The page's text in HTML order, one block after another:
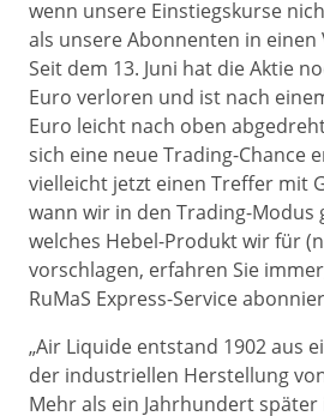
wenn unsere Einstiegskurse
als unsere Abonnenten in einen
Seit dem 13. Juni hat die Aktie
Euro verloren und ist nach
Euro leicht nach oben
sich eine neue Trading-Chance
vielleicht jetzt einen Treffer mit
wann wir in den Trading-Modus
welches Hebel-Produkt wir für
vorschlagen, erfahren Sie
RuMaS Express-Service
„Air Liquide entstand 1902 aus
der industriellen Herstellung
Mehr als ein Jahrhundert